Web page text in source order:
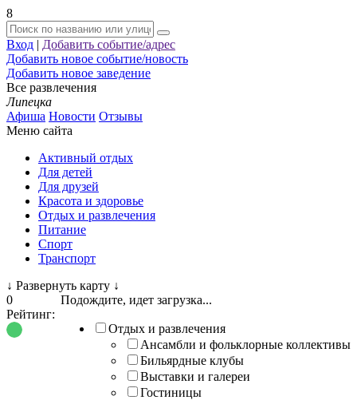
8
Вход | Добавить событие/адрес
Добавить новое событие/новость
Добавить новое заведение
Все развлечения
Липецка
Афиша Новости Отзывы
Меню сайта
Активный отдых
Для детей
Для друзей
Красота и здоровье
Отдых и развлечения
Питание
Спорт
Транспорт
↓ Развернуть карту ↓
Подождите, идет загрузка...
Отдых и развлечения
Ансамбли и фольклорные коллективы
Бильярдные клубы
Выставки и галереи
Гостиницы
0
Рейтинг: